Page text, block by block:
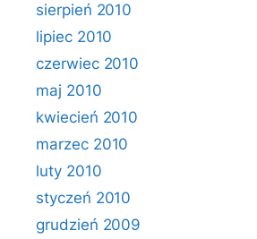
sierpień 2010
lipiec 2010
czerwiec 2010
maj 2010
kwiecień 2010
marzec 2010
luty 2010
styczeń 2010
grudzień 2009